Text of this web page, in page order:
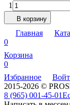
1
В корзину
Главная
0
Корзина
0
Избранное
2015-2026 ©
8 (965) 001-45-01